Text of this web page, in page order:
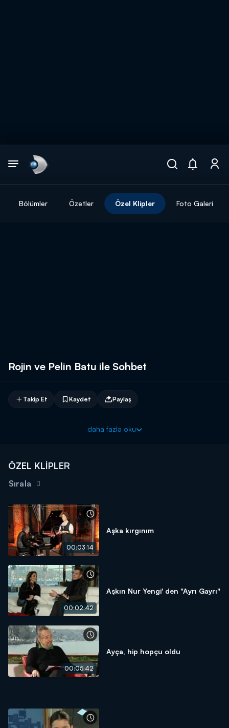
Bölümler Özetler Özel Klipler Foto Galeri
Rojin ve Pelin Batu ile Sohbet
Takip Et Kaydet Paylaş
daha fazla oku
ÖZEL KLİPLER
Sırala
00:03:14
Aşka kırgınım
00:02:42
Aşkın Nur Yengi' den "Ayrı Gayrı"
00:05:42
Ayça, hip hopçu oldu